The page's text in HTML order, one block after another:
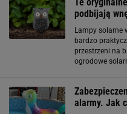
podbijają
Lampy solarne
bardzo
przestrzeni na
ogrodowe
alarmy. Jak